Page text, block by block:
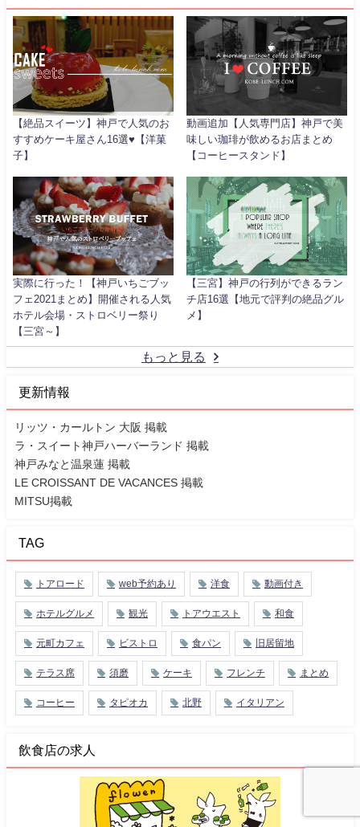
【絶品スイーツ】神戸で人気のお
すすめケーキ屋さん16選♥【洋菓
子】
動画追加【人気専門店】神戸で美
味しい珈琲が飲めるお店まとめ
【コーヒースタンド】
実際に行った！【神戸いちごブッ
フェ2021まとめ】開催される人気
ホテル会場・ストロベリー祭り
【三宮～】
【三宮】神戸の行列ができるラン
チ店16選【地元で評判の絶品グル
メ】
もっと見る
更新情報
リッツ・カールトン 大阪 掲載
ラ・スイート神戸ハーバーランド 掲載
神戸みなと温泉蓮 掲載
LE CROISSANT DE VACANCES 掲載
MITSU掲載
TAG
トアロード web予約あり 洋食 動画付き
ホテルグルメ 観光 トアウエスト 和食
元町カフェ ビストロ 食パン 旧居留地
テラス席 須磨 ケーキ フレンチ まとめ
コーヒー タピオカ 北野 イタリアン
飲食店の求人